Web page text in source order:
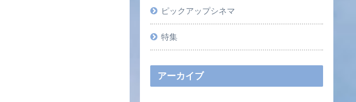
ピックアップシネマ
特集
アーカイブ